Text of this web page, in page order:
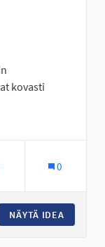
kovasti
0
NÄYTÄ IDEA